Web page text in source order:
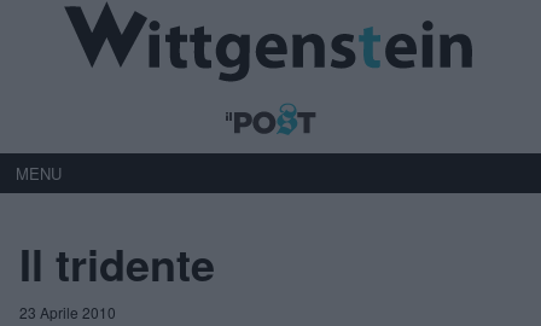
MENU
Il tridente
23 Aprile 2010